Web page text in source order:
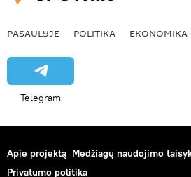
PASAULYJE POLITIKA EKONOMIKA
Telegram
Apie projektą Medžiagų naudojimo
Privatumo politika